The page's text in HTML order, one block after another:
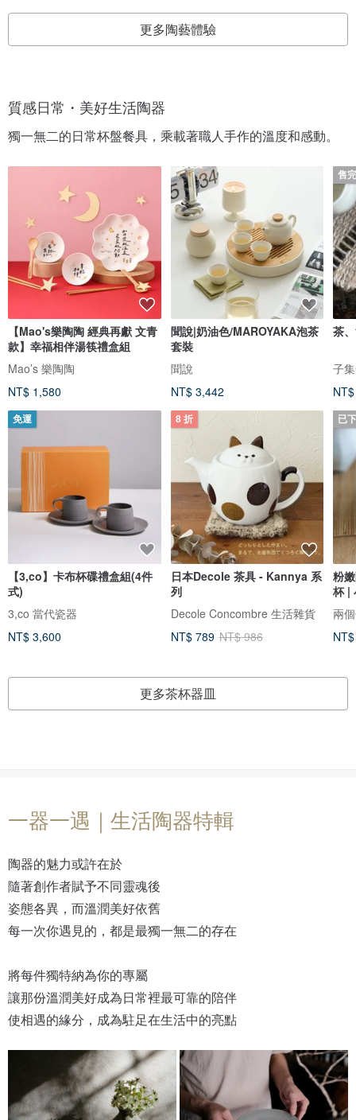
更多陶藝體驗
質感日常・美好生活陶器
獨一無二的日常杯盤餐具，乘載著職人手作的溫度和感動。
【Mao's樂陶陶 經典再獻 文青
款】幸福相伴湯筷禮盒組
Mao’s 樂陶陶
NT$ 1,580
免運
【3,co】卡布杯碟禮盒組(4件
式)
3,co 當代瓷器
NT$ 3,600
聞說|奶油色/MAROYAKA泡茶
套裝
聞說
NT$ 3,442
8 折
日本Decole 茶具 - Kannya 系
列
Decole Concombre 生活雜貨
NT$ 789 NT$ 986
售
茶
子
已
粉
杯 |
兩
更多茶杯器皿
一器一遇｜生活陶器特輯
陶器的魅力或許在於
隨著創作者賦予不同靈魂後
姿態各異，而溫潤美好依舊
每一次你遇見的，都是最獨一無二的存在
將每件獨特納為你的專屬
讓那份溫潤美好成為日常裡最可靠的陪伴
使相遇的緣分，成為駐足在生活中的亮點